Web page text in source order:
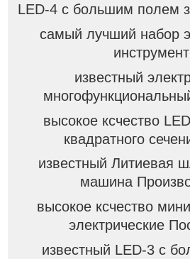
LED-4 с большим полем
самый лучший набор
известный
высокое ксчество
квадратного
известный Литиевая
машина
высокое ксчество
электрические
известный LED-3 с